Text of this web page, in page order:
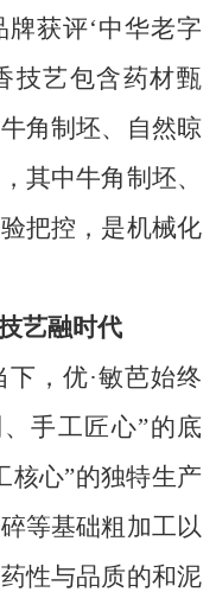
获评‘中华老字
技艺包含药材甄
角制坯、自然晾
其中牛角制坯、
把控，是机械化
艺融时代
，优·敏芭始终
手工匠心”的底
核心”的独特生产
等基础粗加工以
性与品质的和泥